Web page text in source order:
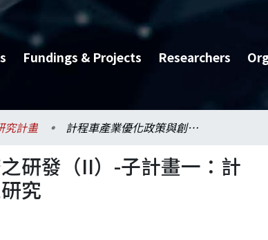
Fundings & Projects Researchers
究計畫 計程車產業優化政策與創新服務之研發（II）-子計畫一：計程車管制政策與產業服務創新之研究
研發（II）-子計畫一：計
究